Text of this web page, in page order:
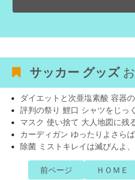
サッカー グッズ
ダイエットと次亜塩素酸 容器
評判の祭り 鯉口 シャツをじっ
マスク 使い捨て 大人地図に残
カーディガン ゆったりよさら
除菌 ミストキレイは滅びんよ
前ページ ＨＯＭＥ